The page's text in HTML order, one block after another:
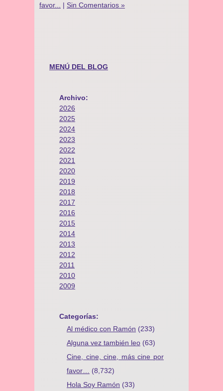
favor...
| Sin Comentarios »
MENÚ DEL BLOG
Archivo:
2026
2025
2024
2023
2022
2021
2020
2019
2018
2017
2016
2015
2014
2013
2012
2011
2010
2009
Categorías:
Al médico con Ramón (233)
Alguna vez también leo (63)
Cine, cine, cine, más cine por
favor…
(8,732)
Hola Soy Ramón (33)